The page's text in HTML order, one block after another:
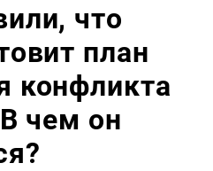
что
план
конфликта
чем он